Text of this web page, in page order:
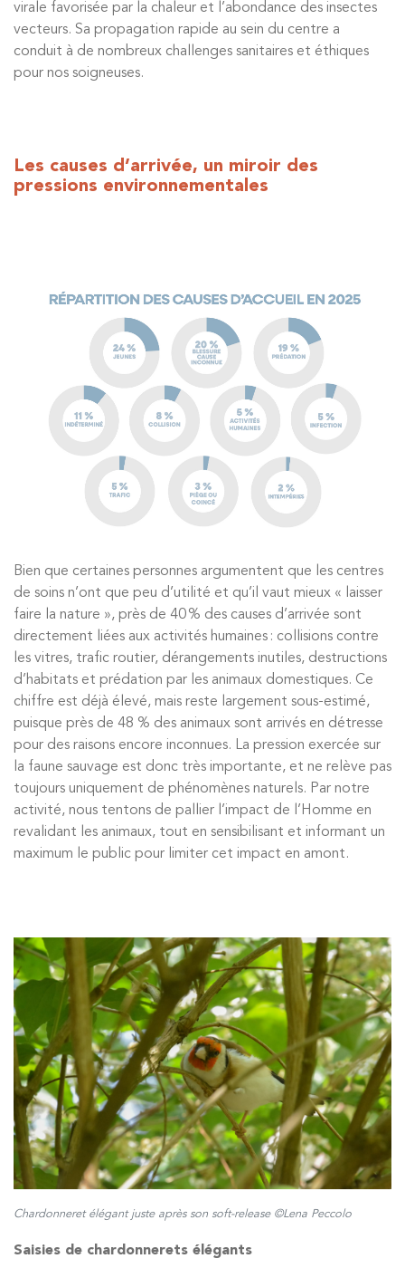
virale favorisée par la chaleur et l’abondance des insectes
vecteurs. Sa propagation rapide au sein du centre a
conduit à de nombreux challenges sanitaires et éthiques
pour nos soigneuses.
Les causes d’arrivée, un miroir des
pressions environnementales
Bien que certaines personnes argumentent que les centres
de soins n’ont que peu d’utilité et qu’il vaut mieux « laisser
faire la nature », près de 40 % des causes d’arrivée sont
directement liées aux activités humaines : collisions contre
les vitres, trafic routier, dérangements inutiles, destructions
d’habitats et prédation par les animaux domestiques. Ce
chiffre est déjà élevé, mais reste largement sous-estimé,
puisque près de 48 % des animaux sont arrivés en détresse
pour des raisons encore inconnues. La pression exercée sur
la faune sauvage est donc très importante, et ne relève pas
toujours uniquement de phénomènes naturels. Par notre
activité, nous tentons de pallier l’impact de l’Homme en
revalidant les animaux, tout en sensibilisant et informant un
maximum le public pour limiter cet impact en amont.
Chardonneret élégant juste après son soft-release ©Lena Peccolo
Saisies de chardonnerets élégants